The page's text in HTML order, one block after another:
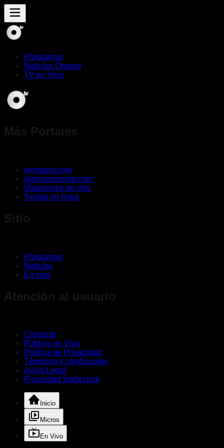
Programas
Noticias Oromar
TV en Vivo
oromartv.com
noticiasoromar.com
Votaciones en vivo
Tienda en linea
Programas
Noticias
En vivo
Contacto
Publico en Vivo
Política de Privacidad
Términos y condiciones
Aviso Legal
Propiedad Intelectual
Inicio
Micros
En Vivo